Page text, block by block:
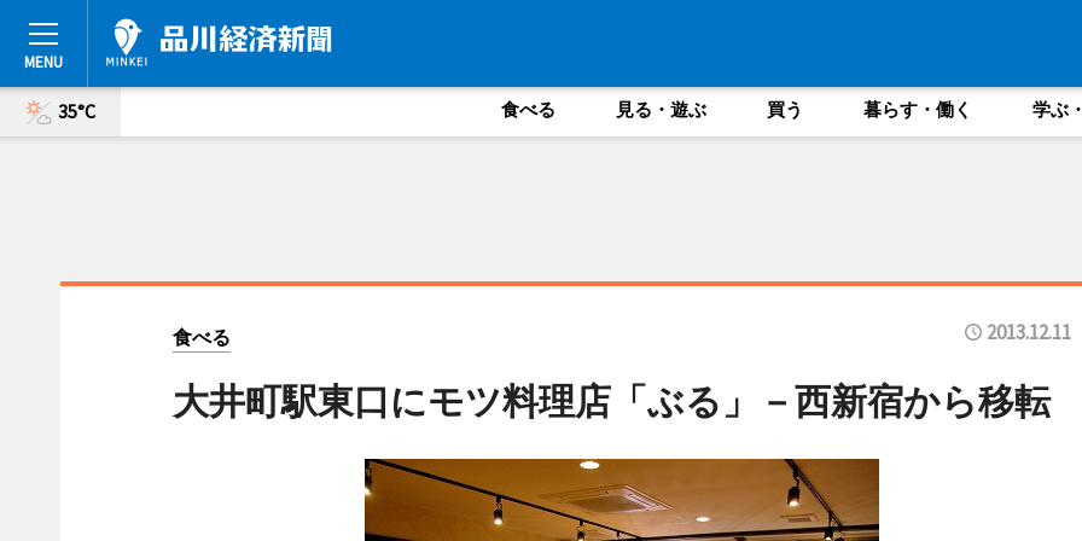
35°C 食べる 見る・遊ぶ 買う 暮らす・働く 学ぶ
食べる 2013.12.11
大井町駅東口にモツ料理店「ぶる」－西新宿から移転